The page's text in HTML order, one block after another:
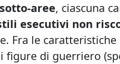
aree, ciascuna
esecutivi non
Fra le caratteristiche
figure di guerriero